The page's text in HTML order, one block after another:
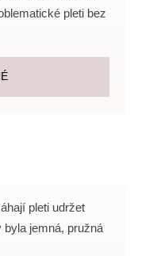
pleti bez
pleti udržet
jemná, pružná